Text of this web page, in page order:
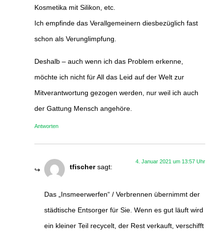
Kosmetika mit Silikon, etc.
Ich empfinde das Verallgemeinern diesbezüglich fast
schon als Verunglimpfung.
Deshalb – auch wenn ich das Problem erkenne,
möchte ich nicht für All das Leid auf der Welt zur
Mitverantwortung gezogen werden, nur weil ich auch
der Gattung Mensch angehöre.
Antworten
tfischer sagt:
4. Januar 2021 um 13:57 Uhr
Das „Insmeerwerfen“ / Verbrennen übernimmt der
städtische Entsorger für Sie. Wenn es gut läuft wird
ein kleiner Teil recycelt, der Rest verkauft, verschifft